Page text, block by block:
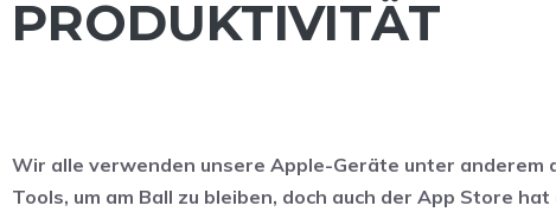
PRODUKTIVITÄT
Wir alle verwenden unsere Apple-Geräte unter anderem
Tools, um am Ball zu bleiben, doch auch der App Store